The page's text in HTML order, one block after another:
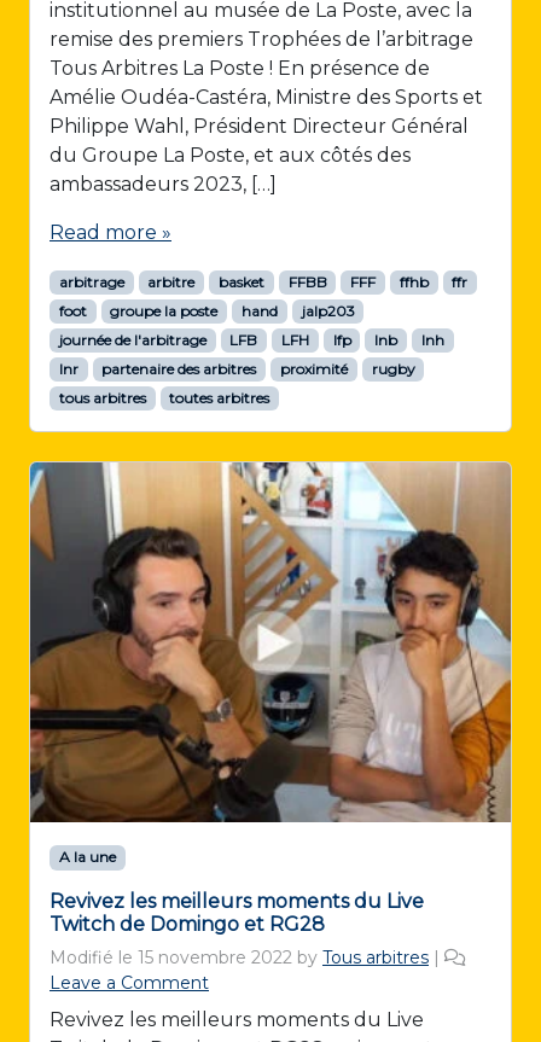
institutionnel au musée de La Poste, avec la
remise des premiers Trophées de l’arbitrage
Tous Arbitres La Poste ! En présence de
Amélie Oudéa-Castéra, Ministre des Sports et
Philippe Wahl, Président Directeur Général
du Groupe La Poste, et aux côtés des
ambassadeurs 2023, […]
Read more »
arbitrage arbitre basket FFBB FFF ffhb
ffr
foot
groupe la poste hand
jalp203
journée de l'arbitrage
LFB LFH lfp lnb
lnh
lnr
partenaire des arbitres proximité
rugby
tous arbitres
toutes arbitres
A la une
Revivez les meilleurs moments du Live
Twitch de Domingo et RG28
Modifié le 15 novembre 2022 by Tous arbitres
Leave a Comment
Revivez les meilleurs moments du Live